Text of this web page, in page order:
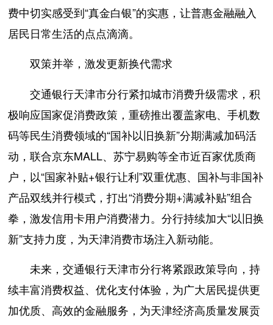
费中切实感受到“真金白银”的实惠，让普惠金融融入
居民日常生活的点点滴滴。
双策并举，激发更新换代需求
交通银行天津市分行紧扣城市消费升级需求，积
极响应国家促消费政策，重磅推出覆盖家电、手机数
码等民生消费领域的“国补以旧换新”分期满减加码活
动，联合京东MALL、苏宁易购等全市近百家优质商
户，以“国家补贴+银行让利”双重优惠、国补与非国补
产品双线并行模式，打出“消费分期+满减补贴”组合
拳，激发信用卡用户消费潜力。分行持续加大“以旧换
新”支持力度，为天津消费市场注入新动能。
未来，交通银行天津市分行将紧跟政策导向，持
续丰富消费权益、优化支付体验，为广大居民提供更
加优质、高效的金融服务，为天津经济高质量发展贡